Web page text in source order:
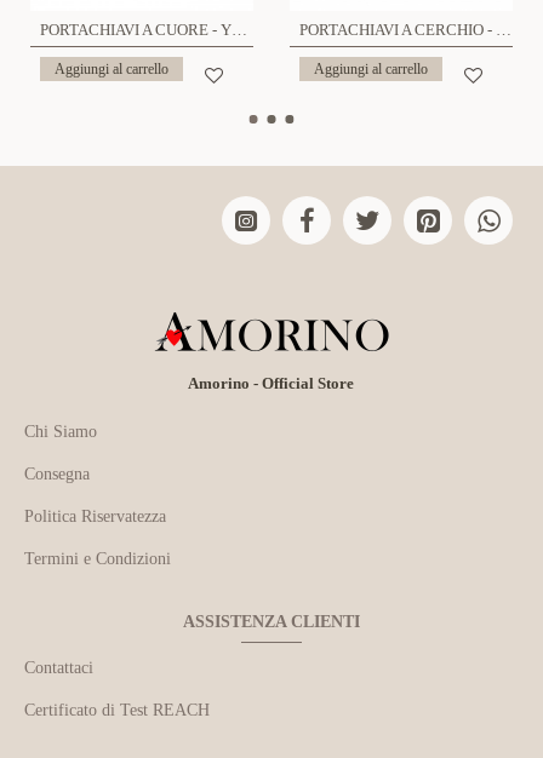
PORTACHIAVI A CUORE - YF23296E431
Aggiungi al carrello
PORTACHIAVI A CERCHIO - YF23296E430
Aggiungi al carrello
Amorino - Official Store
Chi Siamo
Consegna
Politica Riservatezza
Termini e Condizioni
ASSISTENZA CLIENTI
Contattaci
Certificato di Test REACH